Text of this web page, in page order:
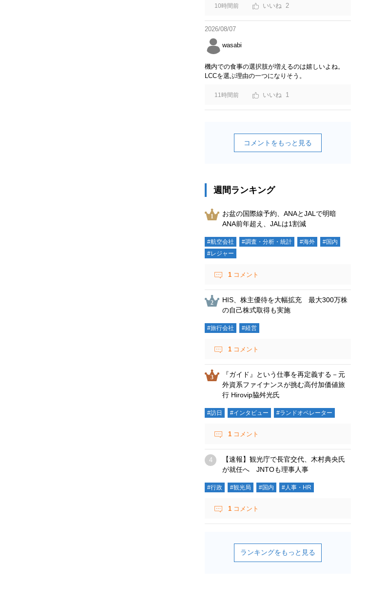
10時間前 2
2026/08/07
wasabi
機内での食事の選択肢が増えるのは嬉しいよね。
LCCを選ぶ理由の一つになりそう。
11時間前 1
コメントをもっと見る
週間ランキング
お盆の国際線予約、ANAとJALで明暗
ANA前年超え、JALは1割減
#航空会社 #調査・分析・統計 #海外
#国内
#レジャー
1 コメント
HIS、株主優待を大幅拡充 最大300万株
の自己株式取得も実施
#旅行会社 #経営
1 コメント
『ガイド』という仕事を再定義する－元
外資系ファイナンスが挑む高付加価値旅
行 Hirovip脇舛光氏
#訪日 #インタビュー #ランドオペレーター
1 コメント
【速報】観光庁で長官交代、木村典央氏
が就任へ JNTOも理事人事
#行政 #観光局 #国内 #人事・HR
1 コメント